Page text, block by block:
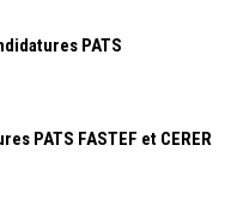
PATS
PATS FASTEF et CERER